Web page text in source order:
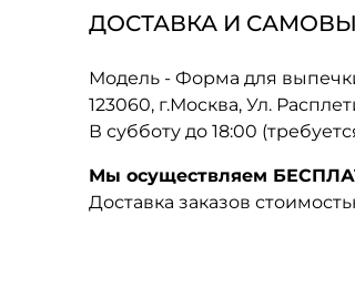
ДОСТАВКА И
Модель - Форма для
123060, г.Москва, Ул.
В субботу до 18:00
Мы осуществляем
Доставка заказов